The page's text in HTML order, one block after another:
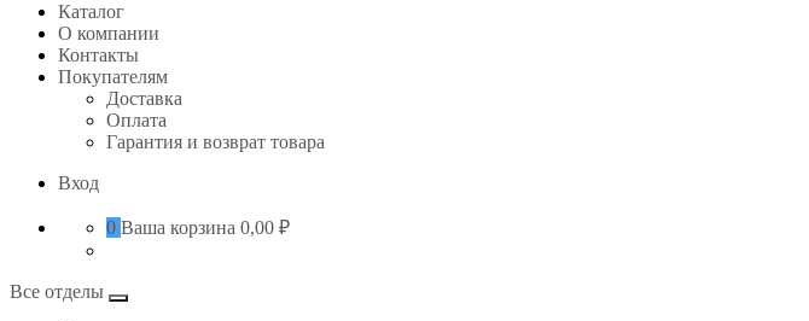
Каталог
О компании
Контакты
Покупателям
Доставка
Оплата
Гарантия и возврат товара
Вход
0 Ваша корзина 0,00 ₽
Все отделы